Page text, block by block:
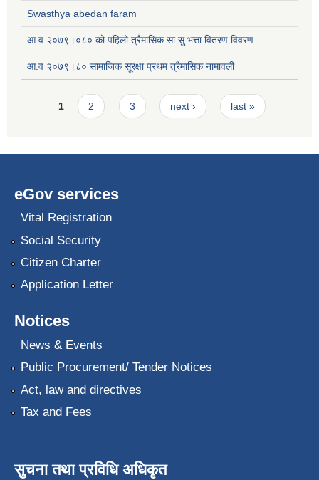
Swasthya abedan faram
आ व २०७९।०८० को पहिलो त्रैमासिक सा सु भत्ता वितरण विवरण
आ.व २०७९।८० सामाजिक सूरक्षा प्रथम त्रैमासिक नामावली
Pages
1 2 3 next › last »
eGov services
Vital Registration
Social Security
Citizen Charter
Application Letter
Notices
News & Events
Public Procurement/ Tender Notices
Act, law and directives
Tax and Fees
सुचना तथा प्रविधि अधिकृत